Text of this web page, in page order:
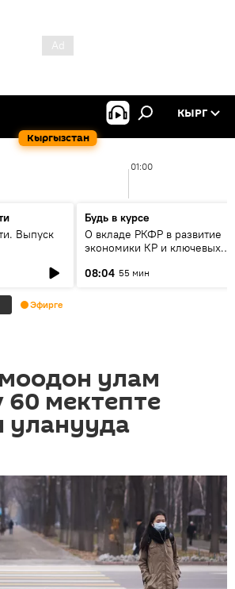
Кыргызстан
КЫРГ
01:00
Выпуск
Будь в курсе
О вкладе РКФР в развитие
экономики КР и ключевых
08:04 55 мин
Эфирге
улам
60 мектепте
уланууда